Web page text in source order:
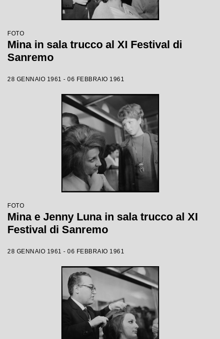
FOTO
Mina in sala trucco al XI Festival di
Sanremo
28 GENNAIO 1961 - 06 FEBBRAIO 1961
FOTO
Mina e Jenny Luna in sala trucco al XI
Festival di Sanremo
28 GENNAIO 1961 - 06 FEBBRAIO 1961